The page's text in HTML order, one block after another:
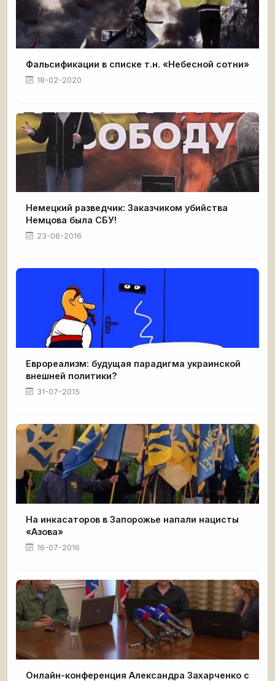
Фальсификации в списке т.н. «Небесной сотни»
18-02-2020
Немецкий разведчик: Заказчиком убийства
Немцова была СБУ!
23-06-2016
Еврореализм: будущая парадигма украинской
внешней политики?
31-07-2015
На инкасаторов в Запорожье напали нацисты
«Азова»
16-07-2016
Онлайн-конференция Александра Захарченко с